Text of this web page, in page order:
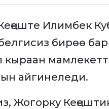
Илимбек
бирөө
кыраан
айгинеледи.
Жогорку